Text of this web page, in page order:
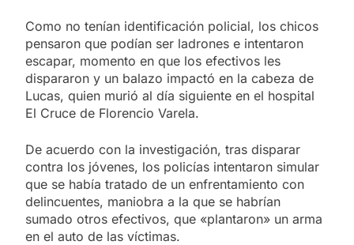
Como no tenían identificación policial, los chicos
pensaron que podían ser ladrones e intentaron
escapar, momento en que los efectivos les
dispararon y un balazo impactó en la cabeza de
Lucas, quien murió al día siguiente en el hospital
El Cruce de Florencio Varela.
De acuerdo con la investigación, tras disparar
contra los jóvenes, los policías intentaron simular
que se había tratado de un enfrentamiento con
delincuentes, maniobra a la que se habrían
sumado otros efectivos, que «plantaron» un arma
en el auto de las víctimas.